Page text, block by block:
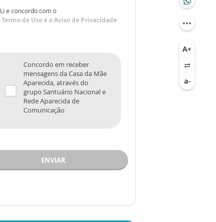
Li e concordo com o
Termo de Usoe oAviso de Privacidade
Concordo em receber
mensagens da Casa da Mãe
Aparecida, através do
grupo Santuário Nacional e
Rede Aparecida de
Comunicação
ENVIAR